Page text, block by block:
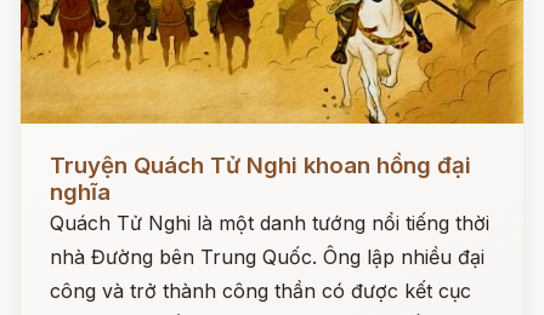
Truyện Quách Tử Nghi khoan hồng đại
nghĩa
Quách Tử Nghi là một danh tướng nổi tiếng thời
nhà Đường bên Trung Quốc. Ông lập nhiều đại
công và trở thành công thần có được kết cục